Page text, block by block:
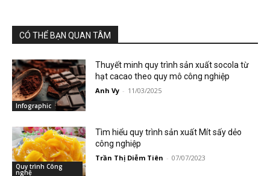
CÓ THỂ BẠN QUAN TÂM
Infographic
Thuyết minh quy trình sản xuất socola từ
hạt cacao theo quy mô công nghiệp
Anh Vy - 11/03/2025
Quy trình Công
nghệ
Tìm hiểu quy trình sản xuất Mít sấy dẻo
công nghiệp
Trần Thị Diễm Tiên - 07/07/2023